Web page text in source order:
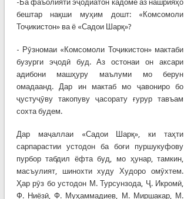
-Ба фаъолияти эҷодиатон кадоме аз нашрияҳо
бештар нақши муҳим дошт: «Комсомоли
Тоҷикистон» ва ё «Садои Шарқ»?
- Рӯзномаи «Комсомоли Тоҷикистон» мактаби
бузурги эҷодӣ буд. Аз остонаи он аксари
адибони машҳуру маълуми мо берун
омадаанд. Дар ин мактаб мо ҷавониро бо
ҷустуҷӯву такопуву ҷасорату ғурур тавъам
сохта будем.
Дар маҷаллаи «Садои Шарқ», ки таҳти
сарпарастии устодон ба боғи пуршукуфову
пурбор табдил ёфта буд, мо ҳунар, тамкин,
масъулият, шинохти худу Худоро омӯхтем.
Ҳар рӯз бо устодон М. Турсунзода, Ҷ. Икромӣ,
Ф. Ниёзӣ, Ф. Муҳаммадиев, М. Миршакар, М.